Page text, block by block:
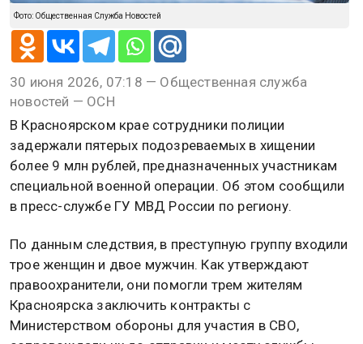
Фото: Общественная Служба Новостей
30 июня 2026, 07:18 — Общественная служба
новостей — ОСН
В Красноярском крае сотрудники полиции
задержали пятерых подозреваемых в хищении
более 9 млн рублей, предназначенных участникам
специальной военной операции. Об этом сообщили
в пресс-службе ГУ МВД России по региону.
По данным следствия, в преступную группу входили
трое женщин и двое мужчин. Как утверждают
правоохранители, они помогли трем жителям
Красноярска заключить контракты с
Министерством обороны для участия в СВО,